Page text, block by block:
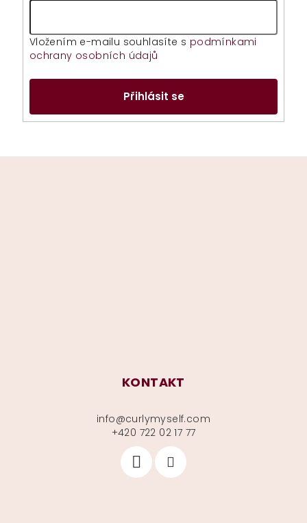
Vložením e-mailu souhlasíte s podmínkami
ochrany osobních údajů
Přihlásit se
KONTAKT
info@curlymyself.com
+420 722 02 17 77